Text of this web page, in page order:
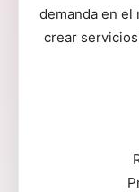
demanda en el
crear